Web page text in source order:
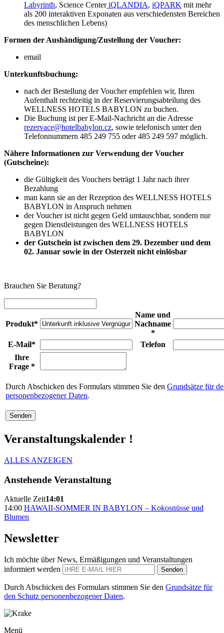
Labyrinth, Science CenteriQLANDIA, iQPARK mit mehr
als 200 interaktiven Exponaten aus verschiedensten Bereichen
des menschlichen Lebens)
Formen der Aushändigung/Zustellung der Voucher:
email
Unterkunftsbuchung:
nach der Bestellung der Voucher empfehlen wir, Ihren
Aufenthalt rechtzeitig in der Reservierungsabteilung des
WELLNESS HOTELS BABYLON zu buchen.
Die Buchung ist per E-Mail-Nachricht an die Adresse
rezervace@hotelbabylon.cz, sowie telefonisch unter den
Telefonnummern 485 249 755 oder 485 249 597 möglich.
Nähere Informationen zur Verwendung der Voucher
(Gutscheine):
die Gültigkeit des Vouchers beträgt 1 Jahr nach ihrer
Bezahlung
man kann sie an der Rezeption des WELLNESS HOTELS
BABYLON in Anspruch nehmen
der Voucher ist nicht gegen Geld umtauschbar, sondern nur
gegen Dienstleistungen des WELLNESS HOTELS
BABYLON
der Gutschein ist zwischen dem 29. Dezember und dem
02. Januar sowie in der Osterzeit nicht einlösbar
Brauchen Sie Beratung?
Produkt*
Name und
Nachname
*
E-Mail*
Telefon
Ihre
Frage *
Durch Abschicken des Formulars stimmen Sie den Grundsätze für
personenbezogener Daten.
Senden
Veranstaltungskalender !
ALLES ANZEIGEN
Anstehende Veranstaltung
Aktuelle Zeit14:01
14:00 HAWAII-SOMMER IN BABYLON – Kokosnüsse und
Blumen
Newsletter
Ich möchte über News, Ermäßigungen und Veranstaltungen
informiert werden
Senden
Durch Abschicken des Formulars stimmen Sie den Grundsätze für
den Schutz personenbezogener Daten.
Menü